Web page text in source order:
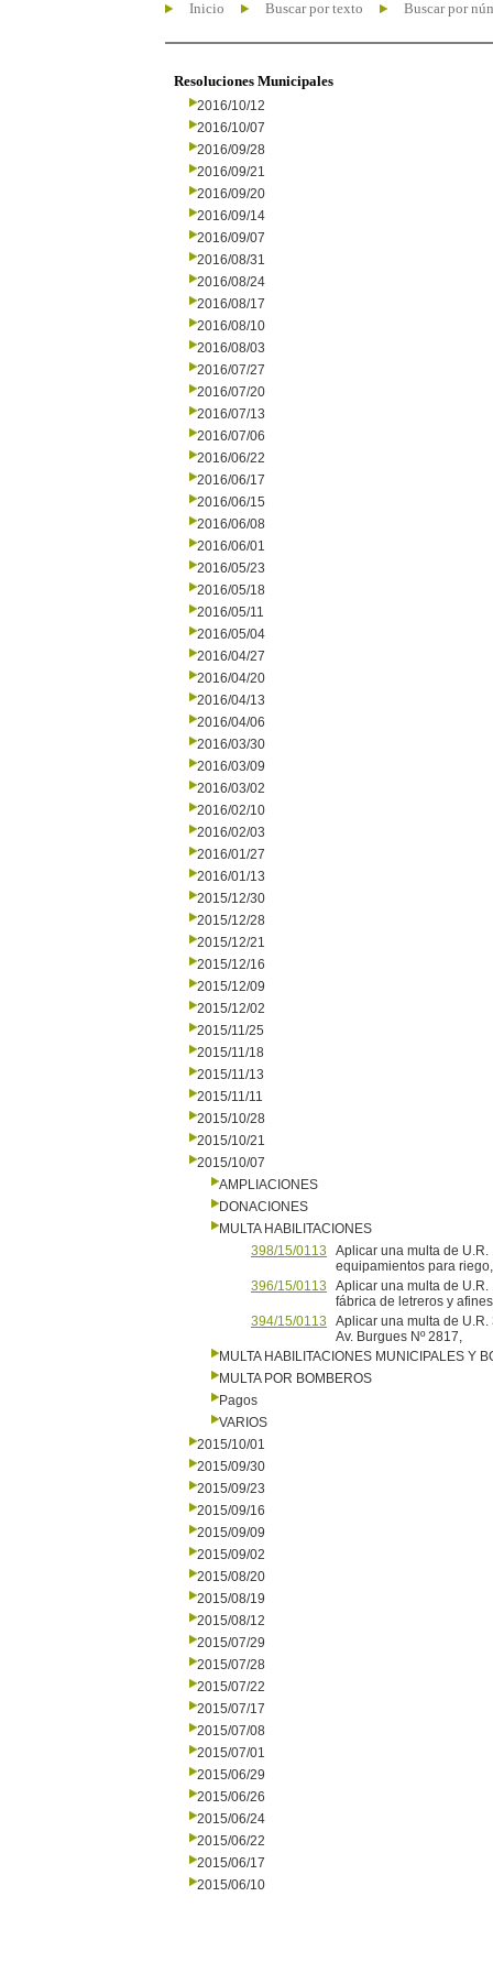
Inicio Buscar por texto Buscar por
Resoluciones Municipales
2016/10/12
2016/10/07
2016/09/28
2016/09/21
2016/09/20
2016/09/14
2016/09/07
2016/08/31
2016/08/24
2016/08/17
2016/08/10
2016/08/03
2016/07/27
2016/07/20
2016/07/13
2016/07/06
2016/06/22
2016/06/17
2016/06/15
2016/06/08
2016/06/01
2016/05/23
2016/05/18
2016/05/11
2016/05/04
2016/04/27
2016/04/20
2016/04/13
2016/04/06
2016/03/30
2016/03/09
2016/03/02
2016/02/10
2016/02/03
2016/01/27
2016/01/13
2015/12/30
2015/12/28
2015/12/21
2015/12/16
2015/12/09
2015/12/02
2015/11/25
2015/11/18
2015/11/13
2015/11/11
2015/10/28
2015/10/21
2015/10/07
AMPLIACIONES
DONACIONES
MULTA HABILITACIONES
398/15/0113
Aplicar una multa de U.R.
equipamientos para
396/15/0113
Aplicar una multa de U.R.
fábrica de letreros y
394/15/0113
Aplicar una multa de
Av. Burgues Nº 2817,
MULTA HABILITACIONES MUNICIPALES Y
MULTA POR BOMBEROS
Pagos
VARIOS
2015/10/01
2015/09/30
2015/09/23
2015/09/16
2015/09/09
2015/09/02
2015/08/20
2015/08/19
2015/08/12
2015/07/29
2015/07/28
2015/07/22
2015/07/17
2015/07/08
2015/07/01
2015/06/29
2015/06/26
2015/06/24
2015/06/22
2015/06/17
2015/06/10